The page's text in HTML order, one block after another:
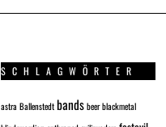
SCHLAGWÖRTER
astra Ballenstedtbandsbeerblackmetal